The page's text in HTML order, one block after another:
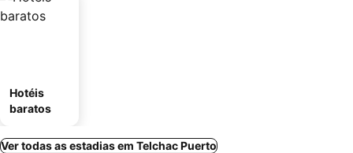
Hotéis
baratos
Ver todas as estadias em Telchac Puerto